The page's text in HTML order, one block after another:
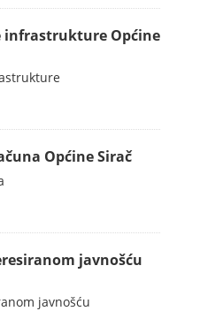
infrastrukture Općine
Općine Sirač
javnošću
javnošću